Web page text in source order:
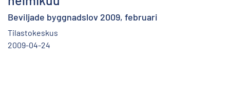
Beviljade byggnadslov 2009, februari
Tilastokeskus
2009-04-24